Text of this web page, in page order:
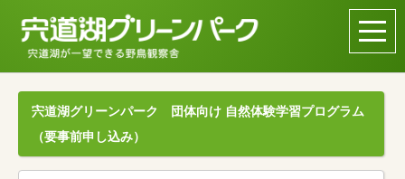
宍道湖グリーンパーク 団体向け 自然体験学習プログラム
（要事前申し込み）